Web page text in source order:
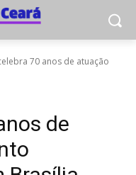
70 anos de atuação
de